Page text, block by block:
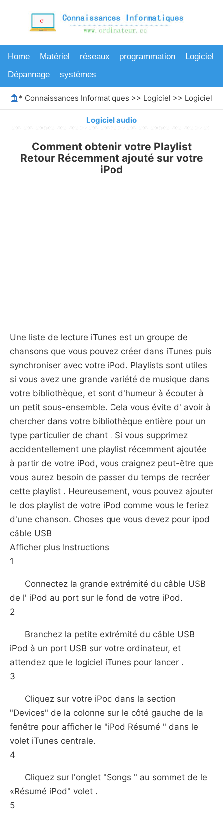
Home Matériel réseaux programmation
Logiciel
Dépannage
systèmes
* Connaissances Informatiques >> Logiciel >> Logiciel
Logiciel audio
Comment obtenir votre Playlist
Retour Récemment ajouté sur votre
iPod
Une liste de lecture iTunes est un groupe de
chansons que vous pouvez créer dans iTunes puis
synchroniser avec votre iPod. Playlists sont utiles
si vous avez une grande variété de musique dans
votre bibliothèque, et sont d'humeur à écouter à
un petit sous-ensemble. Cela vous évite d' avoir à
chercher dans votre bibliothèque entière pour un
type particulier de chant . Si vous supprimez
accidentellement une playlist récemment ajoutée
à partir de votre iPod, vous craignez peut-être que
vous aurez besoin de passer du temps de recréer
cette playlist . Heureusement, vous pouvez ajouter
le dos playlist de votre iPod comme vous le feriez
d'une chanson. Choses que vous devez pour ipod
câble USB
Afficher plus Instructions
1
Connectez la grande extrémité du câble USB
de l' iPod au port sur ​​le fond de votre iPod.
2
Branchez la petite extrémité du câble USB
iPod à un port USB sur votre ordinateur, et
attendez que le logiciel iTunes pour lancer .
3
Cliquez sur votre iPod dans la section
"Devices" de la colonne sur le côté gauche de la
fenêtre pour afficher le "iPod Résumé " dans le
volet iTunes centrale.
4
Cliquez sur l'onglet "Songs " au sommet de le
«Résumé iPod" volet .
5